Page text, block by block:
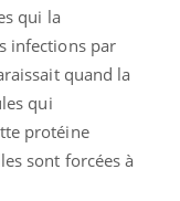
qui la
infections par
quand la
qui
protéine
sont forcées à